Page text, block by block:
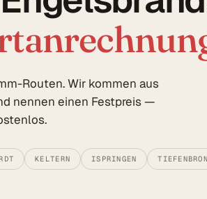
Routen. Wir kommen aus
nennen einen Festpreis —
KELTERN ISPRINGEN